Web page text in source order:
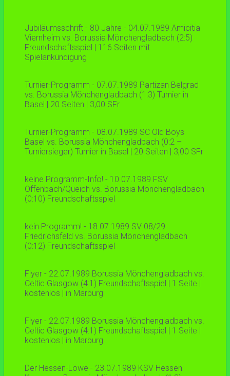
Jubiläumsschrift - 80 Jahre - 04.07.1989 Amicitia
Viernheim vs. Borussia Mönchengladbach (2:5)
Freundschaftsspiel | 116 Seiten mit
Spielankündigung
Turnier-Programm - 07.07.1989 Partizan Belgrad
vs. Borussia Mönchengladbach (1:3) Turnier in
Basel | 20 Seiten | 3,00 SFr
Turnier-Programm - 08.07.1989 SC Old Boys
Basel vs. Borussia Mönchengladbach (0:2 –
Turniersieger) Turnier in Basel | 20 Seiten | 3,00 SFr
keine Programm-Info! - 10.07.1989 FSV
Offenbach/Queich vs. Borussia Mönchengladbach
(0:10) Freundschaftsspiel
kein Programm! - 18.07.1989 SV 08/29
Friedrichsfeld vs. Borussia Mönchengladbach
(0:12) Freundschaftsspiel
Flyer - 22.07.1989 Borussia Mönchengladbach vs.
Celtic Glasgow (4:1) Freundschaftsspiel | 1 Seite |
kostenlos | in Marburg
Flyer - 22.07.1989 Borussia Mönchengladbach vs.
Celtic Glasgow (4:1) Freundschaftsspiel | 1 Seite |
kostenlos | in Marburg
Der Hessen-Löwe - 23.07.1989 KSV Hessen